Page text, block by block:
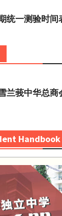
统一测验时间
兰莪中华总
Handbook